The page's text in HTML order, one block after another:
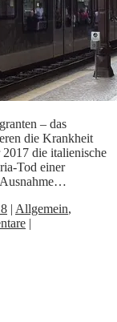
– das
die Krankheit
die italienische
Tod einer
| Allgemein,
|